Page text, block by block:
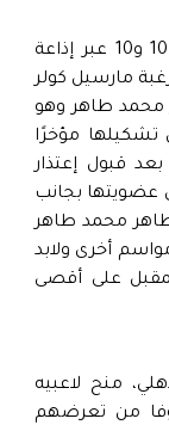
وأوضح محمد الليثى خلال تقديمه برنامج 10 و10 عبر إذاعة
مارسيل كولر
محمد طاهر وهو
تشكيلها مؤخرًا
قبول إعتذار
بجانب
طاهر محمد طاهر
أخرى ولابد
على أقصى
منح لاعبيه
من تعرضهم